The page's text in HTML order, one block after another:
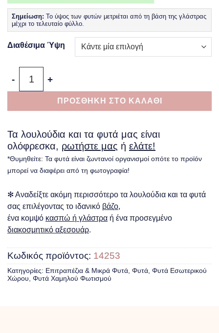
Σημείωση: Το ύψος των φυτών μετριέται από τη βάση της γλάστρας
μέχρι το τελευταίο φύλλο.
Διαθέσιμα Ύψη
ΠΡΟΣΘΗΚΗ ΣΤΟ ΚΑΛΑΘΙ
Τα λουλούδια και τα φυτά μας είναι
ολόφρεσκα, ρωτήστε μας ή ελάτε!
*Θυμηθείτε: Τα φυτά είναι ζωντανοί οργανισμοί οπότε το προϊόν
μπορεί να διαφέρει από τη φωτογραφία!
✻ Αναδείξτε ακόμη περισσότερο τα λουλούδια και τα φυτά
σας επιλέγοντας το ιδανικό βάζο,
ένα κομψό κασπώ ή γλάστρα ή ένα προσεγμένο
διακοσμητικό αξεσουάρ.
Κωδικός προϊόντος: 14253
Κατηγορίες: Επιτραπέζια & Mικρά Φυτά, Φυτά, Φυτά Eσωτερικού
Xώρου, Φυτά Χαμηλού Φωτισμού